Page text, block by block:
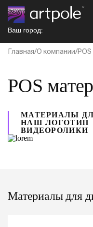
Ваш город:
Главная О компании
POS
МАТЕРИАЛЫ
НАШ ЛОГОТИП
ВИДЕОРОЛИКИ
Материалы для